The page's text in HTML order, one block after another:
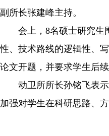
副所长张建峰主持。
会上， 8名硕士研究生
性、技术路线的逻辑性、
论文开题，并要求学生后
动卫所所长孙铭飞表
加强对学生在科研思路、